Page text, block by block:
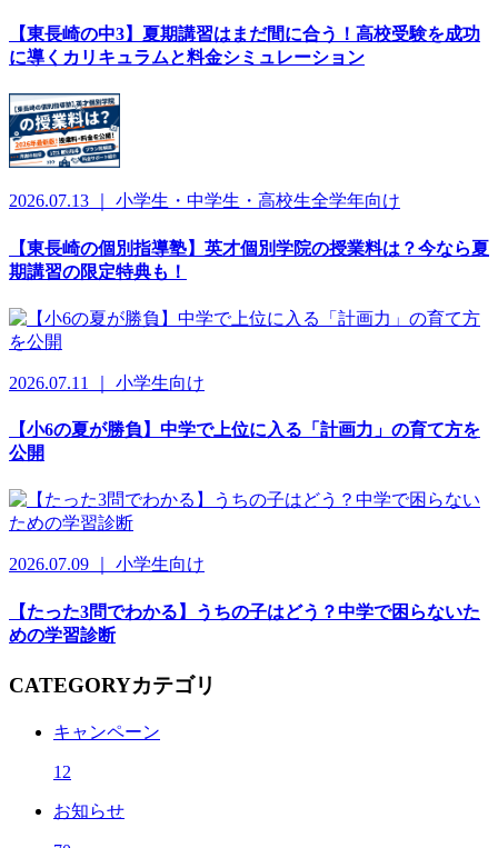
【東長崎の中3】夏期講習はまだ間に合う！高校受験を成功
に導くカリキュラムと料金シミュレーション
2026.07.13 ｜ 小学生・中学生・高校生全学年向け
【東長崎の個別指導塾】英才個別学院の授業料は？今なら夏
期講習の限定特典も！
2026.07.11 ｜ 小学生向け
【小6の夏が勝負】中学で上位に入る「計画力」の育て方を
公開
2026.07.09 ｜ 小学生向け
【たった3問でわかる】うちの子はどう？中学で困らないた
めの学習診断
CATEGORYカテゴリ
キャンペーン
12
お知らせ